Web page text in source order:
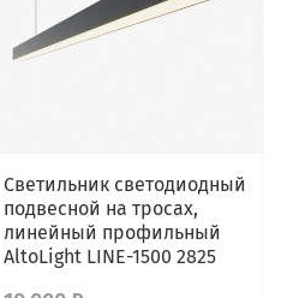
Светильник светодиодный
подвесной на тросах,
линейный профильный
AltoLight LINE-1500 2825